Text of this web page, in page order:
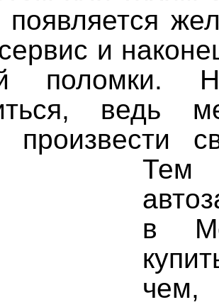
и
поломки.
ведь
произвести
в